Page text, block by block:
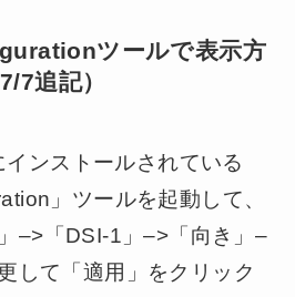
ツールで表示方
7追記）
ンストールされている
」ツールを起動して、
–>「DSI-1」–>「向き」–
して「適用」をクリック